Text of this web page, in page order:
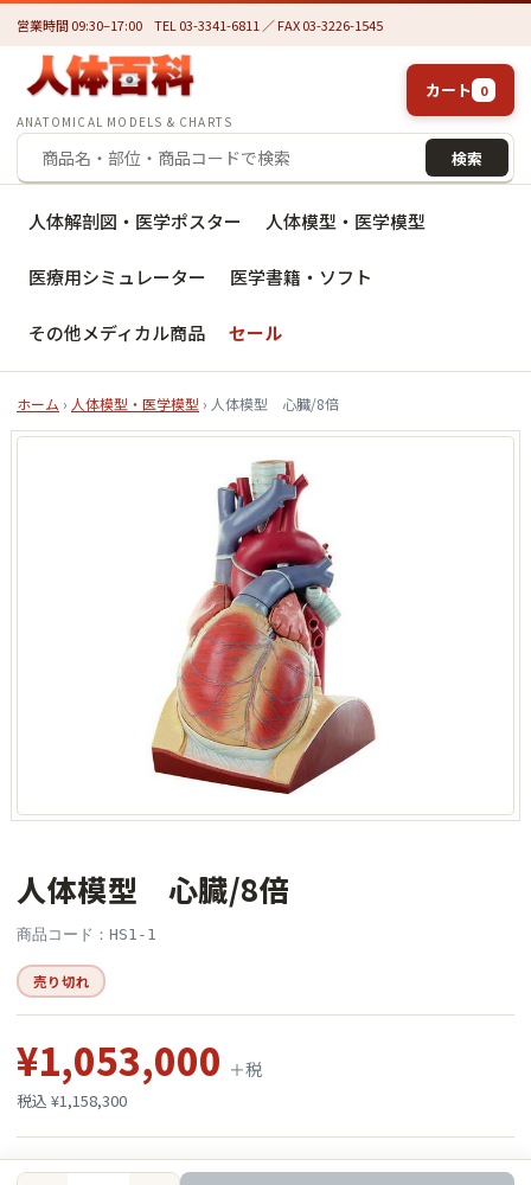
営業時間 09:30–17:00 TEL 03-3341-6811 ／ FAX 03-3226-1545
ANATOMICAL MODELS & CHARTS
検索
カート 0
人体解剖図・医学ポスター 人体模型・医学模型
医療用シミュレーター 医学書籍・ソフト
その他メディカル商品 セール
ホーム › 人体模型・医学模型 › 人体模型 心臓/8倍
人体模型 心臓/8倍
商品コード：HS1-1
売り切れ
¥1,053,000 ＋税
税込 ¥1,158,300